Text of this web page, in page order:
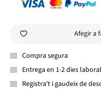
Afegir a
Compra segura
Entrega en 1-2 dies
Registra't i gaudeix de